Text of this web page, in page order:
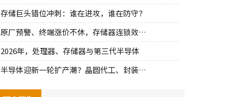
存储巨头错位冲刺：谁在进攻，谁在防守？
原厂预警、终端涨价不休，存储器连锁效应持
2026年，处理器、存储器与第三代半导体
半导体迎新一轮扩产潮？晶圆代工、封装、光